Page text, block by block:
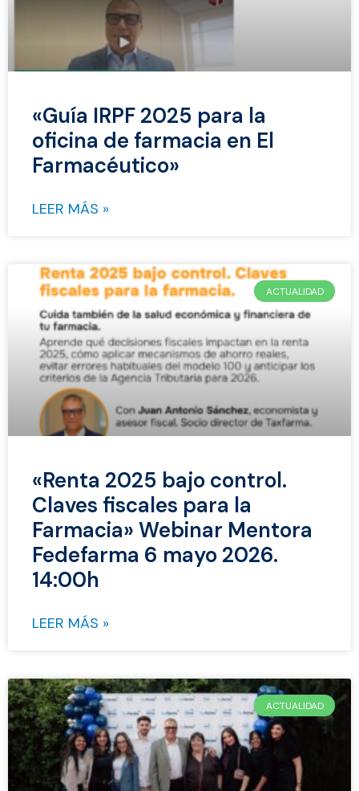
«Guía IRPF 2025 para la
oficina de farmacia en El
Farmacéutico»
LEER MÁS »
ACTUALIDAD
«Renta 2025 bajo control.
Claves fiscales para la
Farmacia» Webinar Mentora
Fedefarma 6 mayo 2026.
14:00h
LEER MÁS »
ACTUALIDAD